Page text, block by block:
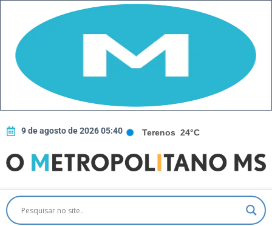
9 de agosto de 2026 05:40 Terenos 24°C